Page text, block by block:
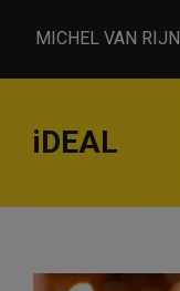
MICHEL VAN RIJN
iDEAL